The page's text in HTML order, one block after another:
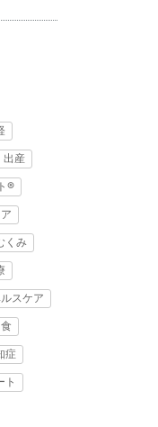
出産
®
くみ
スケア
食
症
ト